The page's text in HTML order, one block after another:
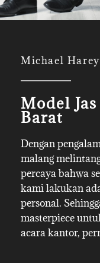
Michael
Model
Barat
Dengan
malang
percaya bahwa
kami lakukan
personal.
masterpiece
acara kantor,